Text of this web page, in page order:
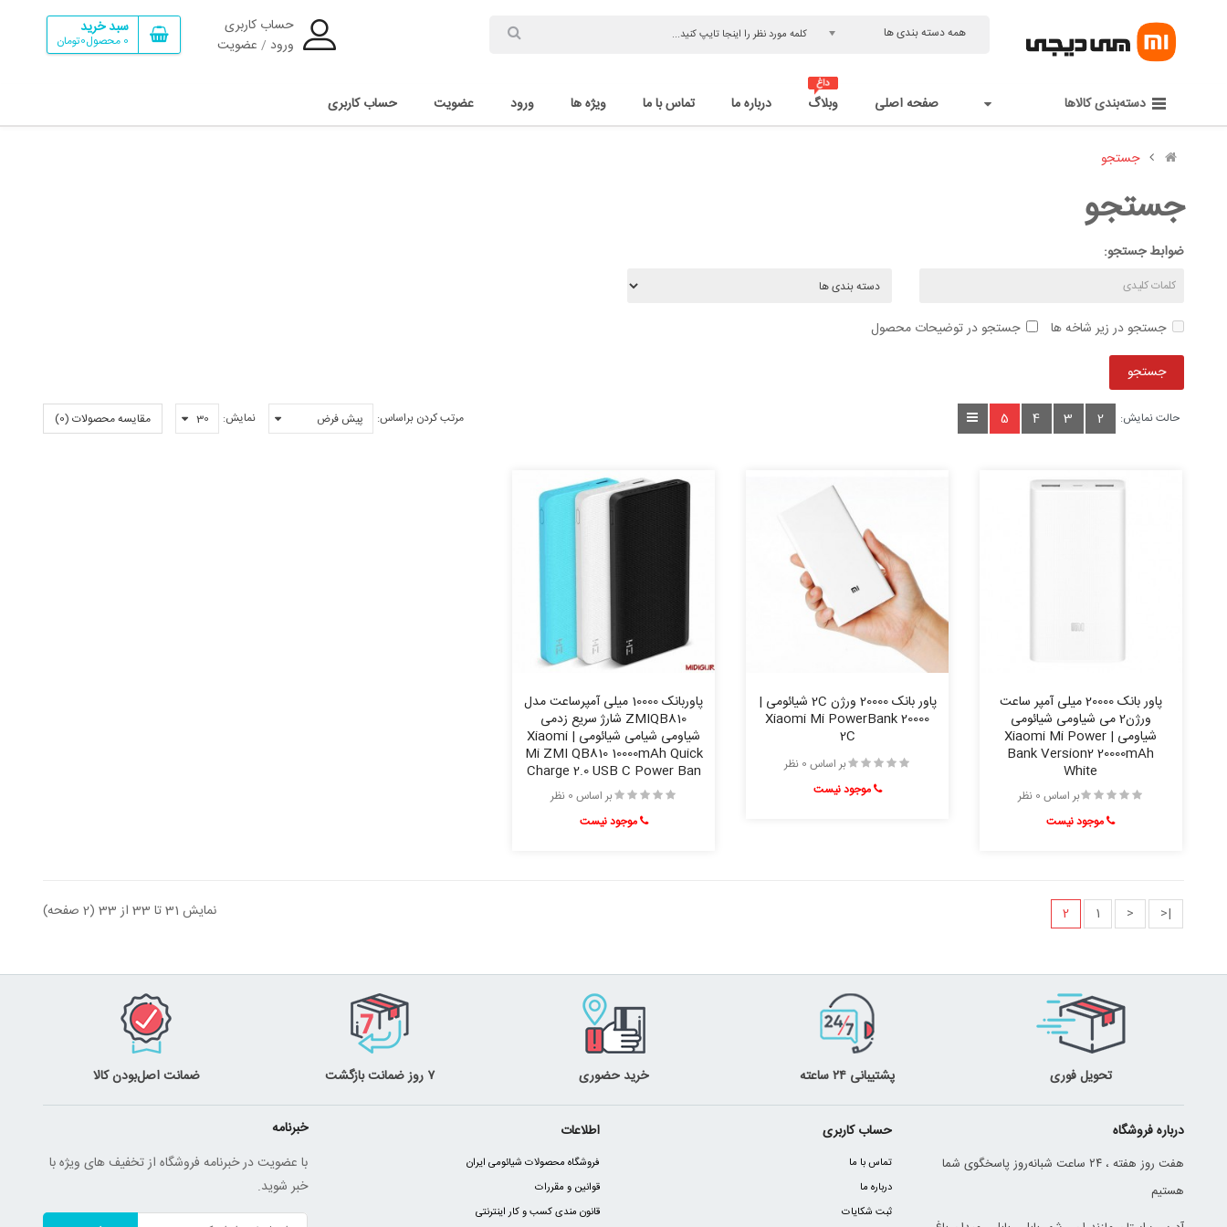
همه دسته بندی ها سبد خرید
0 محصول0تومان
حساب کاربری
ورود / عضویت
دسته‌بندی کالاها صفحه اصلی وبلاگ درباره ما تماس با ما ویژه ها ورود عضویت حساب کاربری
جستجو
جستجو
ضوابط جستجو:
جستجو در زیر شاخه ها جستجو در توضیحات محصول
حالت نمایش: 2
3
4
5 مرتب کردن براساس: نمایش: مقایسه محصولات (0)
پاور بانک 20000 میلی آمپر ساعت
ورژن2 می شیاومی شیائومی
شیاومی | Xiaomi Mi Power
Bank Version2 20000mAh
White
بر اساس 0 نظر
موجود نیست
پاور بانک 20000 ورژن 2C شیائومی |
Xiaomi Mi PowerBank 20000
2C
بر اساس 0 نظر
موجود نیست
پاوربانک 10000 میلی آمپرساعت مدل
ZMIQB810 شارژ سریع زدمی
شیاومی شیامی شیائومی | Xiaomi
Mi ZMI QB810 10000mAh Quick
Charge 2.0 USB C Power Ban
بر اساس 0 نظر
موجود نیست
|<
<
1
2 نمایش 31 تا 33 از 33 (2 صفحه)
تحویل فوری پشتیبانی ۲۴ ساعته خرید حضوری ۷ روز ضمانت بازگشت ضمانت اصل‌بودن کالا
درباره فروشگاه
هفت روز هفته ، ۲۴ ساعت شبانه‌روز پاسخگوی شما
هستیم
حساب کاربری
تماس با ما
درباره ما
ثبت شکایات
اطلاعات
فروشگاه محصولات شیائومی ایران
قوانین و مقررات
قانون مندی کسب و کار اینترنتی
خبرنامه
با عضویت در خبرنامه فروشگاه از تخفیف های ویژه با
خبر شوید.